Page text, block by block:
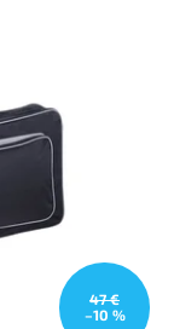
47 €
–10 %